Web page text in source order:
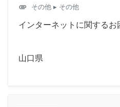
attachment その他 ▸ その他
インターネットに関する
山口県